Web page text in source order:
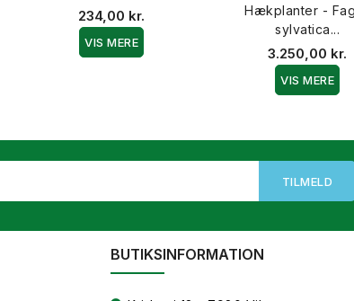
234,00 kr.
VIS MERE
Hækplanter -
sylvatica...
3.250,00 kr.
VIS MERE
BUTIKSINFORMATION